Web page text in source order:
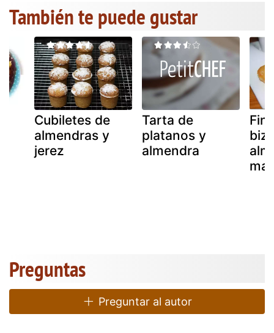
También te puede gustar
Cubiletes de
almendras y
jerez
Tarta de
platanos y
almendra
Preguntas
Preguntar al autor